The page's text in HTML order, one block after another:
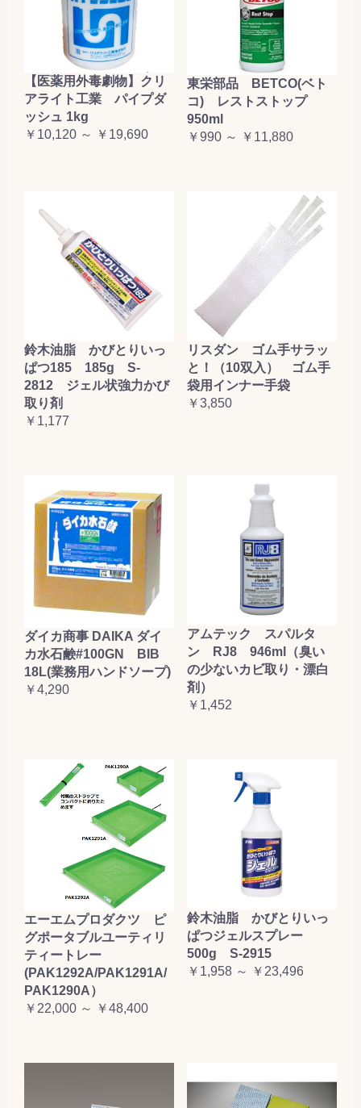
【医薬用外毒劇物】クリ
アライト工業 パイプダ
ッシュ 1kg
￥10,120 ～ ￥19,690
東栄部品 BETCO(ベト
コ) レストストップ
950ml
￥990 ～ ￥11,880
鈴木油脂 かびとりいっ
ぱつ185 185g S-
2812 ジェル状強力かび
取り剤
￥1,177
リスダン ゴム手サラッ
と！（10双入） ゴム手
袋用インナー手袋
￥3,850
ダイカ商事 DAIKA ダイ
カ水石鹸#100GN BIB
18L(業務用ハンドソープ)
￥4,290
アムテック スパルタ
ン RJ8 946ml（臭い
の少ないカビ取り・漂白
剤）
￥1,452
エーエムプロダクツ ピ
グポータブルユーティリ
ティートレー
(PAK1292A/PAK1291A/
PAK1290A）
￥22,000 ～ ￥48,400
鈴木油脂 かびとりいっ
ぱつジェルスプレー
500g S-2915
￥1,958 ～ ￥23,496